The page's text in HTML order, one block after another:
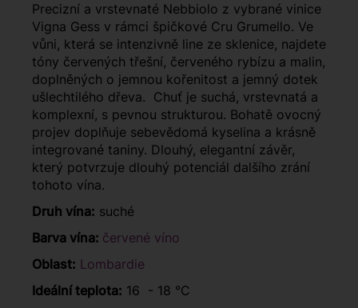
Precizní a vrstevnaté Nebbiolo z vybrané vinice
Vigna Gess v rámci špičkové Cru Grumello. Ve
vůni, která se intenzivně line ze sklenice, najdete
tóny červených třešní, červeného rybízu a malin,
doplněných o jemnou kořenitost a jemný dotek
ušlechtilého dřeva. Chuť je suchá, vrstevnatá a
komplexní, s pevnou strukturou. Bohatě ovocný
projev doplňuje sebevědomá kyselina a krásně
integrované taniny. Dlouhý, elegantní závěr,
který potvrzuje dlouhý potenciál dalšího zrání
tohoto vína.
Druh vína: suché
Barva vína: červené víno
Oblast: Lombardie
Ideální teplota: 16 - 18 °C